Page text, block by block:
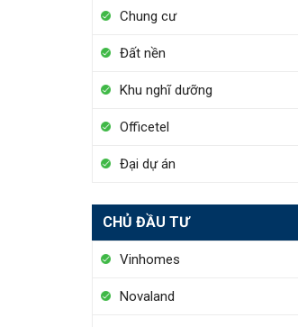
Chung cư
Đất nền
Khu nghĩ dưỡng
Officetel
Đại dự án
CHỦ ĐẦU TƯ
Vinhomes
Novaland